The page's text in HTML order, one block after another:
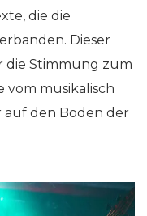
die die
Dieser
die Stimmung zum
vom musikalisch
auf den Boden der